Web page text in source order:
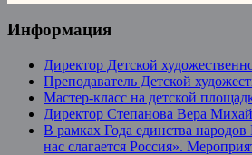
Информация
Директор Детской
Преподаватель Детской
Мастер-класс на детской
Директор Степанова Вера
В рамках Года единства
нас слагается Россия».